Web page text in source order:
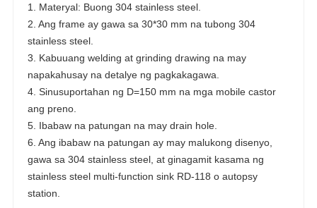
1. Materyal: Buong 304 stainless steel.
2. Ang frame ay gawa sa 30*30 mm na tubong 304
stainless steel.
3. Kabuuang welding at grinding drawing na may
napakahusay na detalye ng pagkakagawa.
4. Sinusuportahan ng D=150 mm na mga mobile castor
ang preno.
5. Ibabaw na patungan na may drain hole.
6. Ang ibabaw na patungan ay may malukong disenyo,
gawa sa 304 stainless steel, at ginagamit kasama ng
stainless steel multi-function sink RD-118 o autopsy
station.